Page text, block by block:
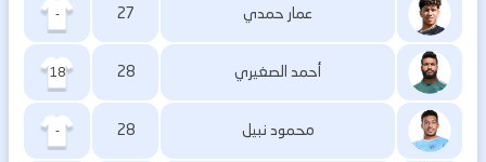
عمار حمدي 27
-
أحمد الصغيري 28
18
محمود نبيل 28
-